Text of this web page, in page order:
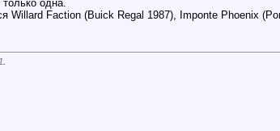
одна.
Faction (Buick Regal 1987), Imponte Phoenix